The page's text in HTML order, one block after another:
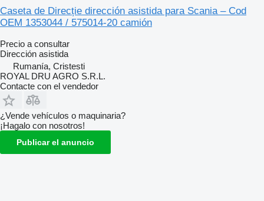
Caseta de Direcție dirección asistida para Scania – Cod
OEM 1353044 / 575014-20 camión
Precio a consultar
Dirección asistida
Rumanía, Cristesti
ROYAL DRU AGRO S.R.L.
Contacte con el vendedor
¿Vende vehículos o maquinaria?
¡Hagalo con nosotros!
Publicar el anuncio